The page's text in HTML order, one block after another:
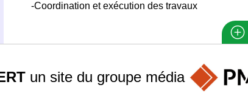
-Coordination et exécution des travaux
un site du groupe média